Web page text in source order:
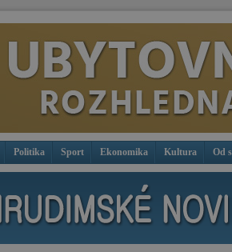
Politika Sport Ekonomika Kultura Od